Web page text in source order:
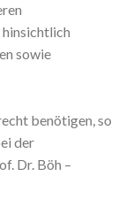
sowie
benötigen, so
der
Dr. Böh –